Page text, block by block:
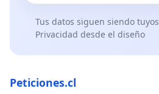
Tus datos siguen siendo tuyos
Privacidad desde el diseño
Peticiones.cl